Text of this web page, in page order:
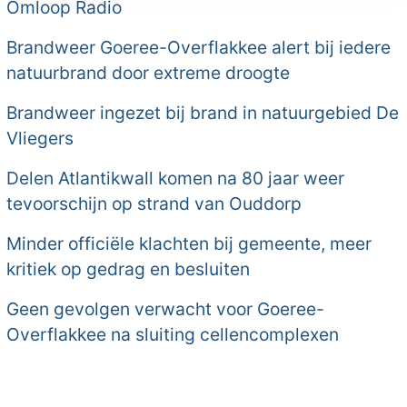
Omloop Radio
Brandweer Goeree-Overflakkee alert bij iedere
natuurbrand door extreme droogte
Brandweer ingezet bij brand in natuurgebied De
Vliegers
Delen Atlantikwall komen na 80 jaar weer
tevoorschijn op strand van Ouddorp
Minder officiële klachten bij gemeente, meer
kritiek op gedrag en besluiten
Geen gevolgen verwacht voor Goeree-
Overflakkee na sluiting cellencomplexen